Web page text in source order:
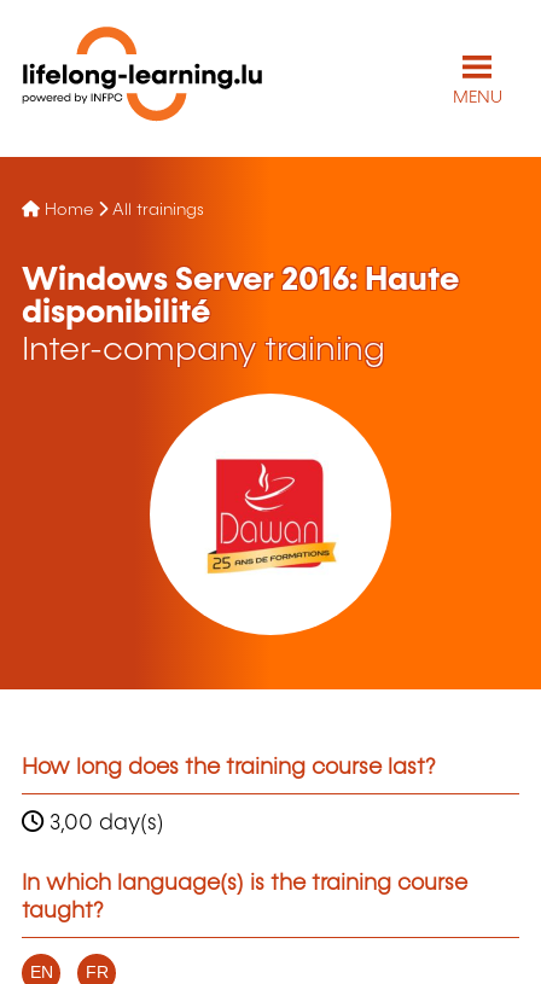
MENU
Home All trainings
Windows Server 2016: Haute
disponibilité
Inter-company training
How long does the training course last?
3,00 day(s)
In which language(s) is the training course
taught?
EN FR